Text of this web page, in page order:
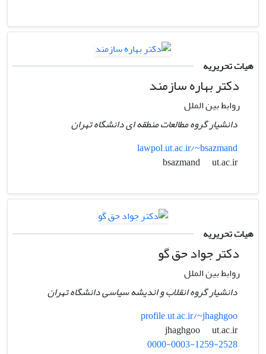
هیات تحریریه
دکتر بهاره سازمند
روابط بین الملل
دانشیار گروه مطالعات منطقه ای دانشگاه تهران
lawpol.ut.ac.ir/~bsazmand
bsazmand
ut.ac.ir
هیات تحریریه
دکتر جواد حق گو
روابط بین الملل
دانشیار گروه انقلاب و اندیشه سیاسی دانشگاه تهران
profile.ut.ac.ir/~jhaghgoo
jhaghgoo
ut.ac.ir
0000-0003-1259-2528